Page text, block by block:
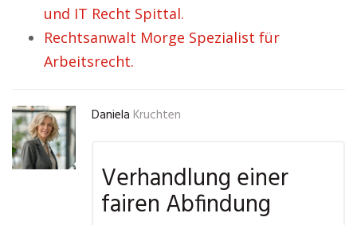
und IT Recht Spittal.
Rechtsanwalt Morge Spezialist für
Arbeitsrecht.
Daniela Kruchten
Verhandlung einer
fairen Abfindung